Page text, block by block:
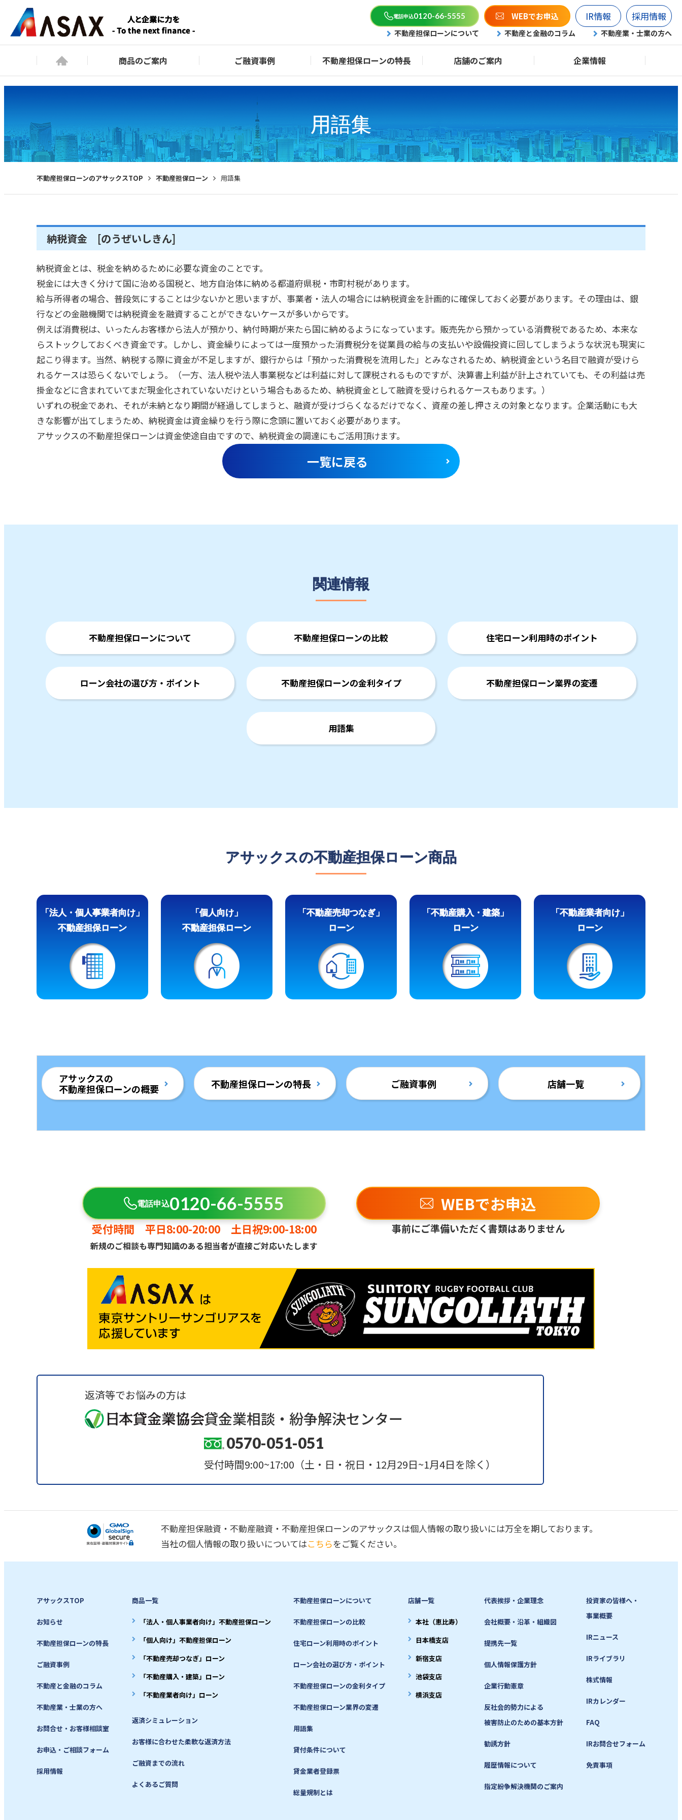
電話申込0120-66-5555 WEBでお申込 IR情報 採用情報
不動産担保ローンについて 不動産と金融のコラム 不動産業・士業の方へ
商品のご案内 ご融資事例 不動産担保ローンの特長 店舗のご案内 企業情報
用語集
不動産担保ローンのアサックスTOP 不動産担保ローン 用語集
納税資金 [のうぜいしきん]
納税資金とは、税金を納めるために必要な資金のことです。
税金には大きく分けて国に治める国税と、地方自治体に納める都道府県税・市町村税があります。
給与所得者の場合、普段気にすることは少ないかと思いますが、事業者・法人の場合には納税資金を計画的に確保しておく必要があります。その理由は、銀
行などの金融機関では納税資金を融資することができないケースが多いからです。
例えば消費税は、いったんお客様から法人が預かり、納付時期が来たら国に納めるようになっています。販売先から預かっている消費税であるため、本来な
らストックしておくべき資金です。しかし、資金繰りによっては一度預かった消費税分を従業員の給与の支払いや設備投資に回してしまうような状況も現実に
起こり得ます。当然、納税する際に資金が不足しますが、銀行からは「預かった消費税を流用した」とみなされるため、納税資金という名目で融資が受けら
れるケースは恐らくないでしょう。（一方、法人税や法人事業税などは利益に対して課税されるものですが、決算書上利益が計上されていても、その利益は売
掛金などに含まれていてまだ現金化されていないだけという場合もあるため、納税資金として融資を受けられるケースもあります。）
いずれの税金であれ、それが未納となり期間が経過してしまうと、融資が受けづらくなるだけでなく、資産の差し押さえの対象となります。企業活動にも大
きな影響が出てしまうため、納税資金は資金繰りを行う際に念頭に置いておく必要があります。
アサックスの不動産担保ローンは資金使途自由ですので、納税資金の調達にもご活用頂けます。
一覧に戻る
関連情報
不動産担保ローンについて 不動産担保ローンの比較 住宅ローン利用時のポイント
ローン会社の選び方・ポイント 不動産担保ローンの金利タイプ 不動産担保ローン業界の変遷
用語集
アサックスの不動産担保ローン商品
「法人・個人事業者向け」
不動産担保ローン
「個人向け」
不動産担保ローン
「不動産売却つなぎ」
ローン
「不動産購入・建築」
ローン
「不動産業者向け」
ローン
アサックスの
不動産担保ローンの概要
不動産担保ローンの特長 ご融資事例 店舗一覧
電話申込0120-66-5555
受付時間 平日8:00-20:00 土日祝9:00-18:00
新規のご相談も専門知識のある担当者が直接ご対応いたします
WEBでお申込
事前にご準備いただく書類はありません
返済等でお悩みの方は
貸金業相談・ 紛争解決センター
0570-051-051
受付時間9:00~17:00 （土・日・祝日・12月29日~1月4日を除く）
不動産担保融資・不動産融資・不動産担保ローンのアサックスは個人情報の取り扱いには万全を期しております。
当社の個人情報の取り扱いについてはこちらをご覧ください。
アサックスTOP
お知らせ
不動産担保ローンの特長
ご融資事例
不動産と金融のコラム
不動産業・士業の方へ
お問合せ・お客様相談室
お申込・ご相談フォーム
採用情報
商品一覧
「法人・個人事業者向け」不動産担保ローン
「個人向け」不動産担保ローン
「不動産売却つなぎ」ローン
「不動産購入・建築」ローン
「不動産業者向け」ローン
返済シミュレーション
お客様に合わせた柔軟な返済方法
ご融資までの流れ
よくあるご質問
不動産担保ローンについて
不動産担保ローンの比較
住宅ローン利用時のポイント
ローン会社の選び方・ポイント
不動産担保ローンの金利タイプ
不動産担保ローン業界の変遷
用語集
貸付条件について
貸金業者登録票
総量規制とは
店舗一覧
本社（恵比寿）
日本橋支店
新宿支店
池袋支店
横浜支店
代表挨拶・企業理念
会社概要・沿革・組織図
提携先一覧
個人情報保護方針
企業行動憲章
反社会的勢力による
被害防止のための基本方針
勧誘方針
履歴情報について
指定紛争解決機関のご案内
投資家の皆様へ・
事業概要
IRニュース
IRライブラリ
株式情報
IRカレンダー
FAQ
IRお問合せフォーム
免責事項